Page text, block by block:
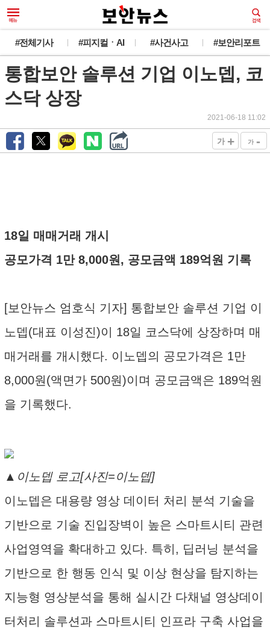
#전체기사 #피지컬ㆍAI #사건사고 #보안리포트
통합보안 솔루션 기업 이노뎁, 코
스닥 상장
2021-06-18 11:02
가 + 가 -
18일 매매거래 개시
공모가격 1만 8,000원, 공모금액 189억원 기록
[보안뉴스 엄호식 기자] 통합보안 솔루션 기업 이
노뎁(대표 이성진)이 18일 코스닥에 상장하며 매
매거래를 개시했다. 이노뎁의 공모가격은 1만
8,000원(액면가 500원)이며 공모금액은 189억원
을 기록했다.
▲이노뎁 로고[사진=이노뎁]
이노뎁은 대용량 영상 데이터 처리 분석 기술을
기반으로 기술 진입장벽이 높은 스마트시티 관련
사업영역을 확대하고 있다. 특히, 딥러닝 분석을
기반으로 한 행동 인식 및 이상 현상을 탐지하는
지능형 영상분석을 통해 실시간 다채널 영상데이
터처리 솔루션과 스마트시티 인프라 구축 사업을